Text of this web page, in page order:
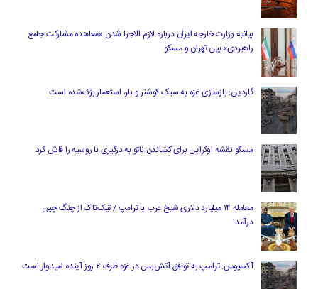
بیانیه وزارت خارجه ایران درباره لازم‌ الاجرا شدن «معاهده مشارکت جامع
راهبردی» بین تهران و مسکو
گاردین: بازسازی غزه به سبک کوشنر و بلر، استعمار بزک‌شده است
مسکو نقشه اوکراین برای کشاندن ناتو به درگیری با روسیه را فاش کرد
معامله ۱۴ میلیارد دلاری شیخ عرب با ترامپ / تیک‌تاک از چنگ چین
درآمد!
آکسیوس: ترامپ به توافق آتش‌بس در غزه ظرف ۲ روز آینده امیدوار است